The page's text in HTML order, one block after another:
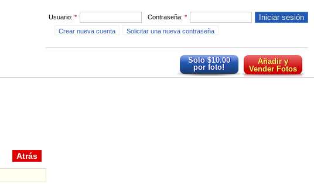
Usuario: * Contraseña: *
Crear nueva cuenta
Solicitar una nueva contraseña
Añadir y
Vender Fotos
Solo $10.00
por foto!